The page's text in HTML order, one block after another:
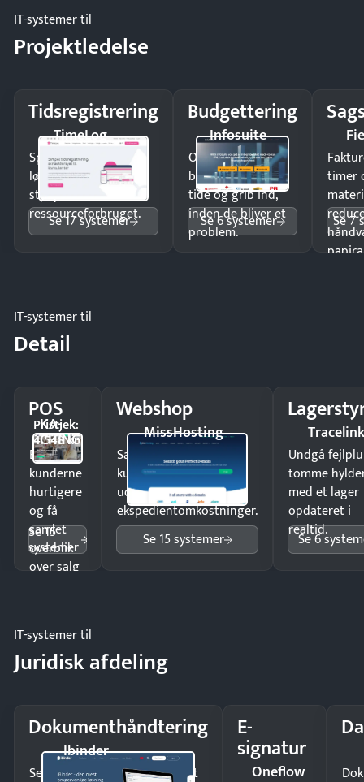
IT-systemer til
Projektledelse
Tidsregistrering
TimeLog
Spar tid på
lønberegning og få
styr på
ressourceforbruget.
Se 17 systemer
Budgettering
Infosuite
Opdag
budgetafvigelser i
tide og grib ind,
inden de bliver et
problem.
Se 6 systemer
timer
Se 7
IT-systemer til
Detail
POS
KA-
CHING
Pristjek:
4.548 kr
Ekspedér
kunderne
hurtigere
og få
samlet
overblik
over salg
Se 15
systemer
Webshop
MissHosting
Sælg produkter 24/7 til
kunder i hele landet
uden
ekspedientomkostninger.
Se 15 systemer
Undgå
tomme
med et lager
opdateret i
realtid.
Se 6
IT-systemer til
Juridisk afdeling
Dokumenthåndtering
Ibinder
Send kontrakter til underskrift
E-
signatur
Oneflow